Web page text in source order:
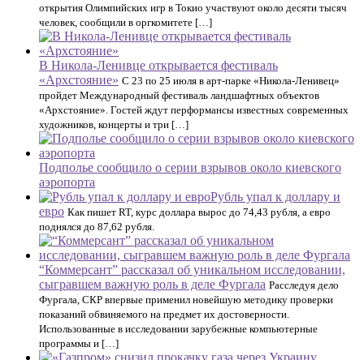
открытия Олимпийских игр в Токио участвуют около десяти тысяч
человек, сообщили в оргкомитете […]
В Никола-Ленивце открывается фестиваль
«Архстояние» С 23 по 25 июля в арт-парке «Никола-Ленивец»
пройдет Международный фестиваль ландшафтных объектов
«Архстояние». Гостей ждут перформансы известных современных
художников, концерты и три […]
Подполье сообщило о серии взрывов около киевского
аэропорта
Рубль упал к доллару и
евро Как пишет RT, курс доллара вырос до 74,43 рубля, а евро
поднялся до 87,62 рубля.
“Коммерсант” рассказал об уникальном исследовании,
сыгравшем важную роль в деле Фургала Расследуя дело
Фургала, СКР впервые применил новейшую методику проверки
показаний обвиняемого на предмет их достоверности.
Использованные в исследовании зарубежные компьютерные
программы и […]